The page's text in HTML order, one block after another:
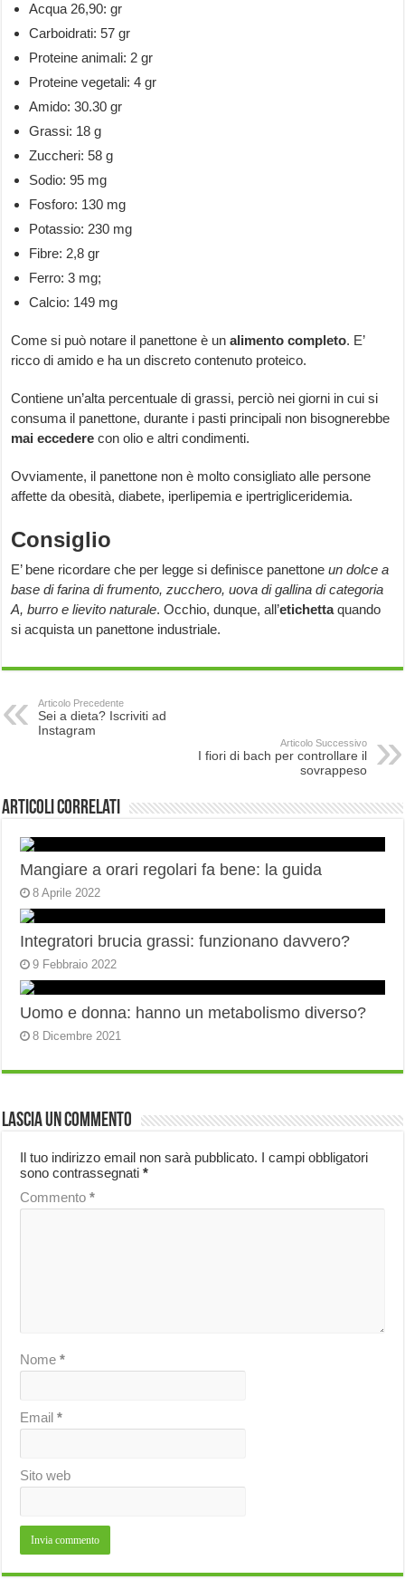
Acqua 26,90: gr
Carboidrati: 57 gr
Proteine animali: 2 gr
Proteine vegetali: 4 gr
Amido: 30.30 gr
Grassi: 18 g
Zuccheri: 58 g
Sodio: 95 mg
Fosforo: 130 mg
Potassio: 230 mg
Fibre: 2,8 gr
Ferro: 3 mg;
Calcio: 149 mg
Come si può notare il panettone è unalimento completo. E’
ricco di amido e ha un discreto contenuto proteico.
Contiene un’alta percentuale di grassi, perciò nei giorni in cui si
consuma il panettone, durante i pasti principali non bisognerebbe
mai eccedere con olio e altri condimenti.
Ovviamente, il panettone non è molto consigliato alle persone
affette da obesità, diabete, iperlipemia e ipertrigliceridemia.
Consiglio
E’ bene ricordare che per legge si definisce panettoneun dolce a
base di farina di frumento, zucchero, uova di gallina di categoria
A, burro e lievito naturale. Occhio, dunque, all’etichettaquando
si acquista un panettone industriale.
Articolo Precedente
Sei a dieta? Iscriviti ad
Instagram
Articolo Successivo
I fiori di bach per controllare il
sovrappeso
Articoli correlati
Mangiare a orari regolari fa bene: la guida
8 Aprile 2022
Integratori brucia grassi: funzionano davvero?
9 Febbraio 2022
Uomo e donna: hanno un metabolismo diverso?
8 Dicembre 2021
Lascia un commento
Il tuo indirizzo email non sarà pubblicato. I campi obbligatori
sono contrassegnati*
Commento*
Nome*
Email*
Sito web